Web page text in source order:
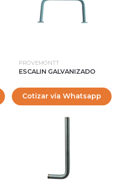
PROVEMONTT
ESCALIN GALVANIZADO
Cotizar vía Whatsapp